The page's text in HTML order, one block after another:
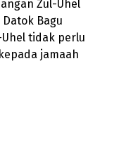
Zul-Uhel
Bagu
tidak perlu
jamaah